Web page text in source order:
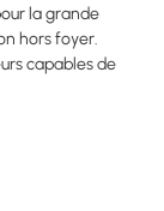
la grande
hors foyer.
capables de